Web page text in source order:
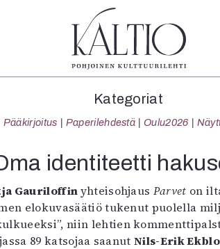
Lehdet
4/2026
1/2026
6/2025
5/2025 saame
5/2025
Lehtiarkisto
Kategoriat
Pääkirjoitus Paperilehdestä Oulu2026
identiteetti
Gauriloffinyhteisohjaus Parvet on
elokuvasäätiö tukenut puolella
niin lehtien
89 katsojaa saanutNils-Erik